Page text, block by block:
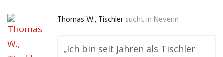
Thomas W., Tischler sucht in Neverin
„Ich bin seit Jahren als Tischler